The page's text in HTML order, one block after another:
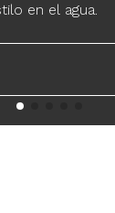
en el agua.